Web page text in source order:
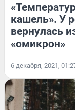
кашель». У
вернулась
«омикрон»
6 декабря, 2021,